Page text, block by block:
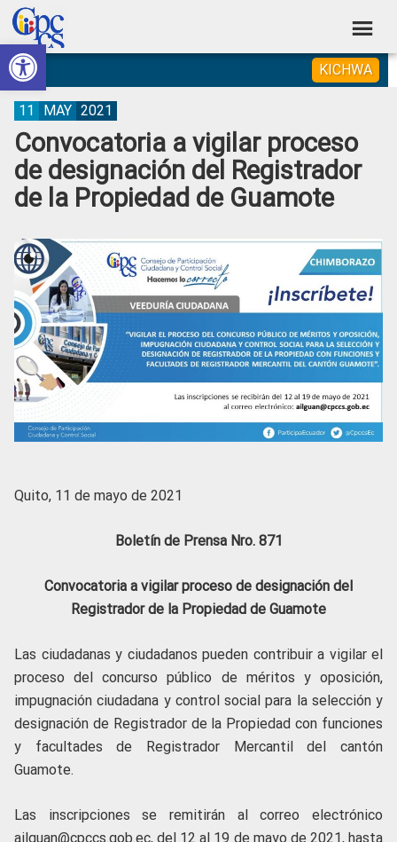
Abrir barra de herramientas
Skip
to
primary
navigation
Skip
to
main
content
Skip
to
primary
sidebar
Skip
to
footer
Consejo
de
Participación
Ciudadana
Control
Social
Construyendo
Poder
Ciudadano
KICHWA
Convocatoria a vigilar proceso
de designación del Registrador
de la Propiedad de Guamote
11 MAY 2021
Quito, 11 de mayo de 2021
Boletín de Prensa Nro. 871
Convocatoria a vigilar proceso de designación del
Registrador de la Propiedad de Guamote
Las ciudadanas y ciudadanos pueden contribuir a vigilar el
proceso del concurso público de méritos y oposición,
impugnación ciudadana y control social para la selección y
designación de Registrador de la Propiedad con funciones
y facultades de Registrador Mercantil del cantón
Guamote.
Las inscripciones se remitirán al correo electrónico
ailguan@cpccs.gob.ec, del 12 al 19 de mayo de 2021, hasta